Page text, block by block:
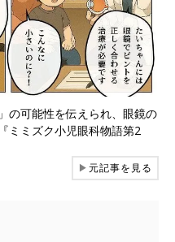
の可能性を伝えられ、眼鏡の
ミミズク小児眼科物語第2
▶元記事を見る